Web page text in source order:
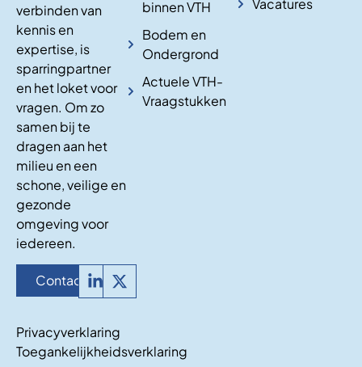
verbinden van
kennis en
expertise, is
sparringpartner
en het loket voor
vragen. Om zo
samen bij te
dragen aan het
milieu en een
schone, veilige en
gezonde
omgeving voor
iedereen.
Contact
binnen VTH
Bodem en
Ondergrond
Actuele VTH-
Vraagstukken
Vacatures
Privacyverklaring
Toegankelijkheidsverklaring